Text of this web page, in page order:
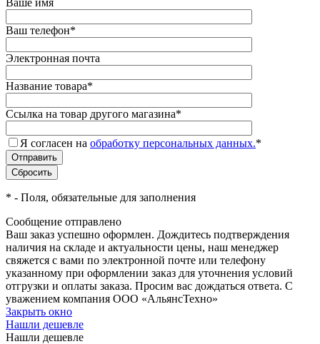
Ваш телефон*
Электронная почта
Название товара*
Ссылка на товар другого магазина*
Я согласен на обработку персональных данных.*
* - Поля, обязательные для заполнения
Сообщение отправлено
Ваш заказ успешно оформлен. Дождитесь подтверждения
наличия на складе и актуальности цены, наш менеджер
свяжется с вами по электронной почте или телефону
указанному при оформлении заказ для уточнения условий
отгрузки и оплаты заказа. Просим вас дождаться ответа. С
уважением компания ООО «АльянсТехно»
Закрыть окно
Нашли дешевле
Нашли дешевле